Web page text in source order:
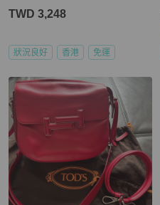
TWD 3,248
狀況良好 香港 免運